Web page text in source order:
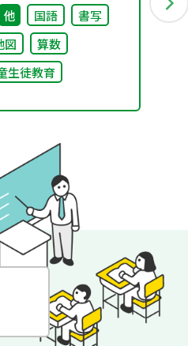
」～
他 国語
書写
図
算数
生徒教育